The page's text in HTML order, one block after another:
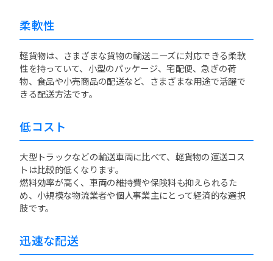
柔軟性
軽貨物は、さまざまな貨物の輸送ニーズに対応できる柔軟
性を持っていて、小型のパッケージ、宅配便、急ぎの荷
物、食品や小売商品の配送など、さまざまな用途で活躍で
きる配送方法です。
低コスト
大型トラックなどの輸送車両に比べて、軽貨物の運送コス
トは比較的低くなります。
燃料効率が高く、車両の維持費や保険料も抑えられるた
め、小規模な物流業者や個人事業主にとって経済的な選択
肢です。
迅速な配送